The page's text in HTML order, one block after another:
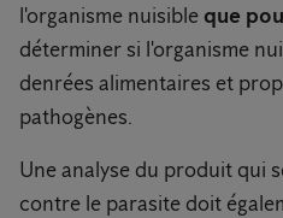
l'organisme nuisible que
déterminer si l'organisme
denrées alimentaires et
pathogènes.
Une analyse du produit qui
contre le parasite doit